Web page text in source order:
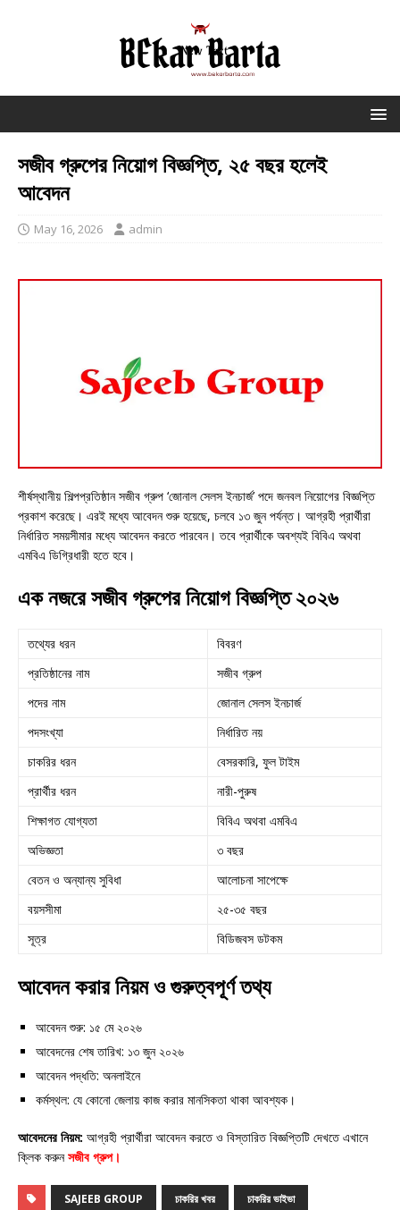
সজীব গ্রুপের নিয়োগ বিজ্ঞপ্তি, ২৫ বছর হলেই
আবেদন
May 16, 2026 admin
শীর্ষস্থানীয় শিল্পপ্রতিষ্ঠান সজীব গ্রুপ ‘জোনাল সেলস ইনচার্জ’ পদে জনবল নিয়োগের বিজ্ঞপ্তি
প্রকাশ করেছে। এরই মধ্যে আবেদন শুরু হয়েছে, চলবে ১৩ জুন পর্যন্ত। আগ্রহী প্রার্থীরা
নির্ধারিত সময়সীমার মধ্যে আবেদন করতে পারবেন। তবে প্রার্থীকে অবশ্যই বিবিএ অথবা
এমবিএ ডিগ্রিধারী হতে হবে।
এক নজরে সজীব গ্রুপের নিয়োগ বিজ্ঞপ্তি ২০২৬
তথ্যের ধরন
বিবরণ
প্রতিষ্ঠানের নাম
সজীব গ্রুপ
পদের নাম
জোনাল সেলস ইনচার্জ
পদসংখ্যা
নির্ধারিত নয়
চাকরির ধরন
বেসরকারি, ফুল টাইম
প্রার্থীর ধরন
নারী-পুরুষ
শিক্ষাগত যোগ্যতা
বিবিএ অথবা এমবিএ
অভিজ্ঞতা
৩ বছর
বেতন ও অন্যান্য সুবিধা
আলোচনা সাপেক্ষে
বয়সসীমা
২৫-৩৫ বছর
সূত্র
বিডিজবস ডটকম
আবেদন করার নিয়ম ও গুরুত্বপূর্ণ তথ্য
আবেদন শুরু: ১৫ মে ২০২৬
আবেদনের শেষ তারিখ: ১৩ জুন ২০২৬
আবেদন পদ্ধতি: অনলাইনে
কর্মস্থল: যে কোনো জেলায় কাজ করার মানসিকতা থাকা আবশ্যক।
আবেদনের নিয়ম: আগ্রহী প্রার্থীরা আবেদন করতে ও বিস্তারিত বিজ্ঞপ্তিটি দেখতে এখানে
ক্লিক করুনসজীব গ্রুপ।
SAJEEB GROUP চাকরির খবর চাকরির ভাইভা